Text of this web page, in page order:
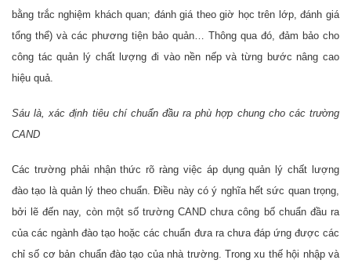
bằng trắc nghiệm khách quan; đánh giá theo giờ học trên lớp, đánh giá
tổng thể) và các phương tiện bảo quản… Thông qua đó, đảm bảo cho
công tác quản lý chất lượng đi vào nền nếp và từng bước nâng cao
hiệu quả.
Sáu là, xác định tiêu chí chuẩn đầu ra phù hợp chung cho các trường
CAND
Các trường phải nhận thức rõ ràng việc áp dụng quản lý chất lượng
đào tạo là quản lý theo chuẩn. Điều này có ý nghĩa hết sức quan trọng,
bởi lẽ đến nay, còn một số trường CAND chưa công bố chuẩn đầu ra
của các ngành đào tạo hoặc các chuẩn đưa ra chưa đáp ứng được các
chỉ số cơ bản chuẩn đào tạo của nhà trường. Trong xu thế hội nhập và